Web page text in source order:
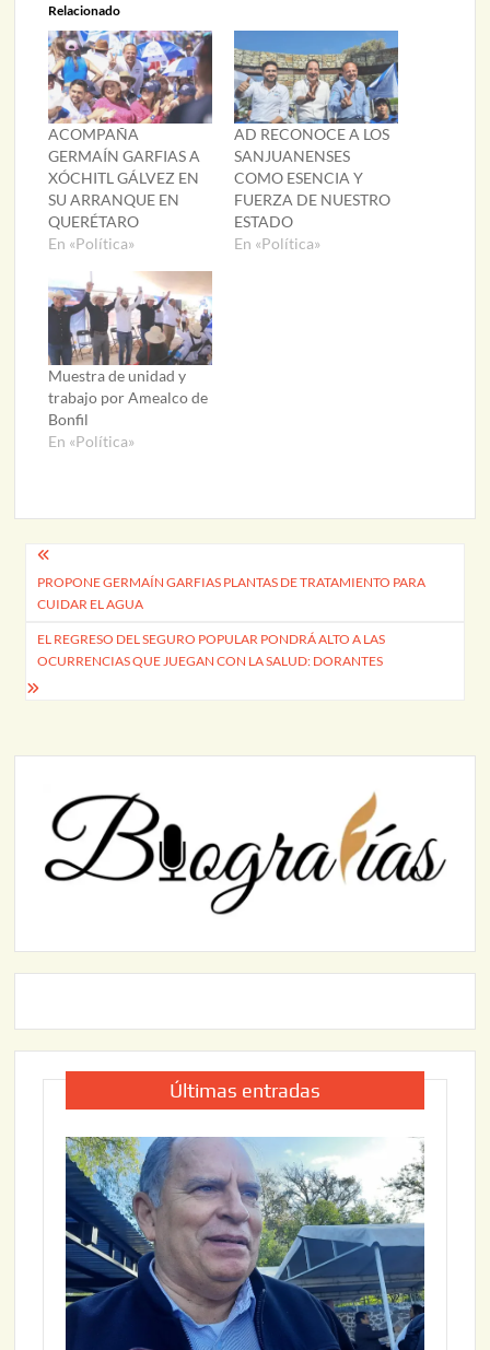
Relacionado
ACOMPAÑA
GERMAÍN GARFIAS A
XÓCHITL GÁLVEZ EN
SU ARRANQUE EN
QUERÉTARO
En «Política»
AD RECONOCE A LOS
SANJUANENSES
COMO ESENCIA Y
FUERZA DE NUESTRO
ESTADO
En «Política»
Muestra de unidad y
trabajo por Amealco de
Bonfil
En «Política»
Navegación
de
entradas
PROPONE GERMAÍN GARFIAS PLANTAS DE TRATAMIENTO PARA
CUIDAR EL AGUA
EL REGRESO DEL SEGURO POPULAR PONDRÁ ALTO A LAS
OCURRENCIAS QUE JUEGAN CON LA SALUD: DORANTES
Últimas entradas